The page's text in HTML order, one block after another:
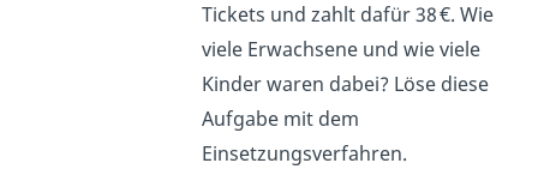
Tickets und zahlt dafür 38 €. Wie
viele Erwachsene und wie viele
Kinder waren dabei? Löse diese
Aufgabe mit dem
Einsetzungsverfahren.